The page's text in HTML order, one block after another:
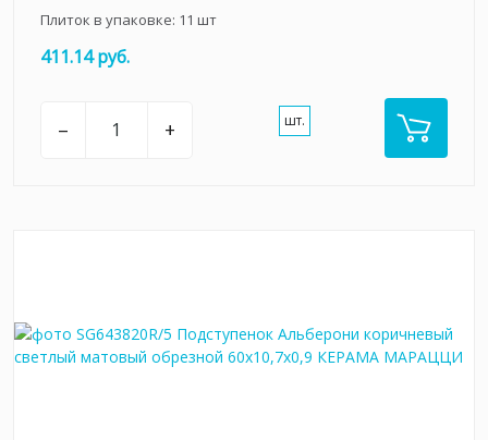
Плиток в упаковке: 11 шт
411.14 руб.
– + шт.